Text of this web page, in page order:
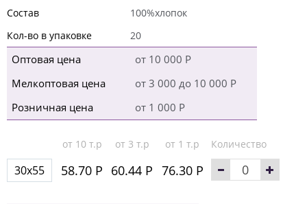
Состав
100%хлопок
Кол-во в упаковке
20
Оптовая цена
от 10 000 Р
Мелкоптовая цена
от 3 000 до 10 000 Р
Розничная цена
от 1 000 Р
от 10 т.р от 3 т.р от 1 т.р Количество
30x55 58.70 Р 60.44 Р 76.30 Р